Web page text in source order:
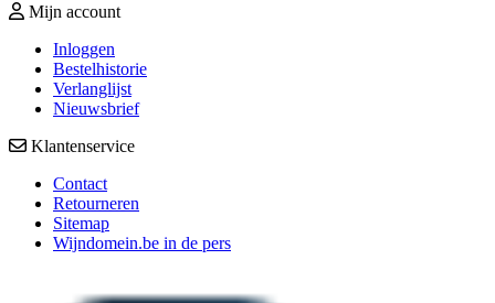
Mijn account
Inloggen
Bestelhistorie
Verlanglijst
Nieuwsbrief
Klantenservice
Contact
Retourneren
Sitemap
Wijndomein.be in de pers